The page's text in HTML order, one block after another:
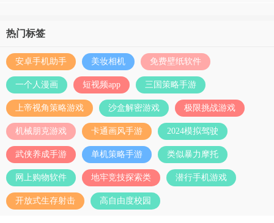
热门标签
安卓手机助手 美妆相机 免费壁纸软件
一个人漫画 短视频app 三国策略手游
上帝视角策略游戏 沙盒解密游戏 极限挑战游戏
机械朋克游戏 卡通画风手游 2024模拟驾驶
武侠养成手游 单机策略手游 类似暴力摩托
网上购物软件 地牢竞技探索类 潜行手机游戏
开放式生存射击 高自由度校园